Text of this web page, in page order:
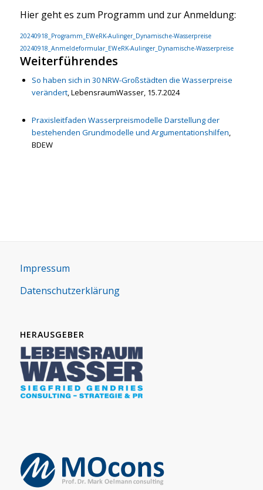
Hier geht es zum Pro­gramm und zur Anmel­dung:
20240918_­Pro­gram­m_E­WeRK-Aulin­ger_­Dy­na­mi­sche-Was­ser­prei­se
20240918_­An­mel­de­for­mu­lar_E­WeRK-Aulin­ger_­Dy­na­mi­sche-Was­ser­prei­se
Weiterführendes
So haben sich in 30 NRW-Groß­städ­ten die Was­ser­prei­se
ver­än­dert, Lebens­raum­Was­ser, 15.7.2024
Pra­xis­leit­fa­den Was­ser­preis­mo­del­le Dar­stel­lung der
bestehen­den Grund­mo­del­le und Argu­men­ta­ti­ons­hil­fen
BDEW
Impres­sum
Daten­schutz­er­klä­rung
HERAUSGEBER